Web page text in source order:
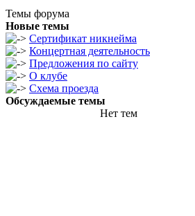
Темы форума
Новые темы
Сертификат никнейма
Концертная деятельность
Предложения по сайту
О клубе
Схема проезда
Обсуждаемые темы
Нет тем